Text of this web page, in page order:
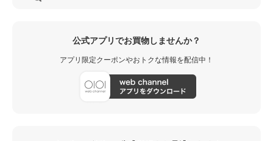
公式アプリでお買物しませんか？
アプリ限定クーポンやおトクな情報を配信中！